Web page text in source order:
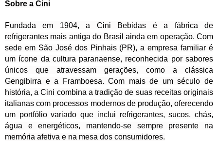
Sobre a Cini
Fundada em 1904, a Cini Bebidas é a fábrica de
refrigerantes mais antiga do Brasil ainda em operação. Com
sede em São José dos Pinhais (PR), a empresa familiar é
um ícone da cultura paranaense, reconhecida por sabores
únicos que atravessam gerações, como a clássica
Gengibirra e a Framboesa. Com mais de um século de
história, a Cini combina a tradição de suas receitas originais
italianas com processos modernos de produção, oferecendo
um portfólio variado que inclui refrigerantes, sucos, chás,
água e energéticos, mantendo-se sempre presente na
memória afetiva e na mesa dos consumidores.